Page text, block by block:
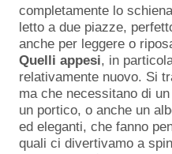
completamente lo
letto a due piazze,
anche per leggere o
Quelli appesi, in
relativamente nuovo. Si
ma che necessitano di
un portico, o anche un
ed eleganti, che fanno
quali ci divertivamo a